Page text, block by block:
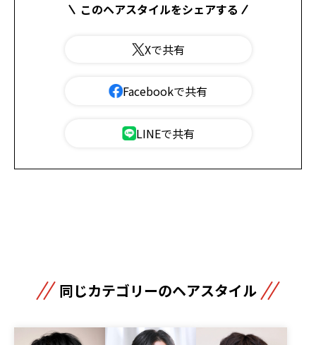
このヘアスタイルをシェアする
Xで共有
Facebookで共有
LINEで共有
同じカテゴリーのヘアスタイル